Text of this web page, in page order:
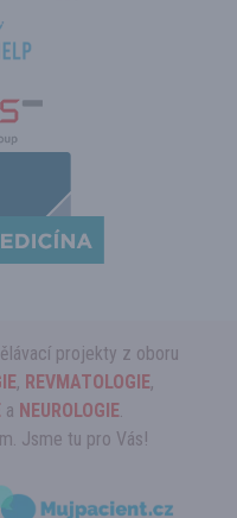
projekty z oboru
, REVMATOLOGIE,
a NEUROLOGIE.
Jsme tu pro Vás!